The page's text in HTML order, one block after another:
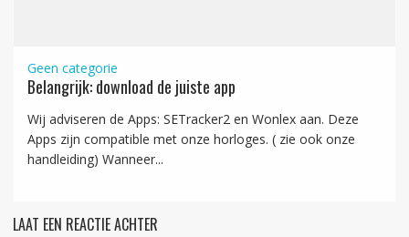
Geen categorie
Belangrijk: download de juiste app
Wij adviseren de Apps: SETracker2 en Wonlex aan. Deze
Apps zijn compatible met onze horloges. ( zie ook onze
handleiding) Wanneer...
LAAT EEN REACTIE ACHTER